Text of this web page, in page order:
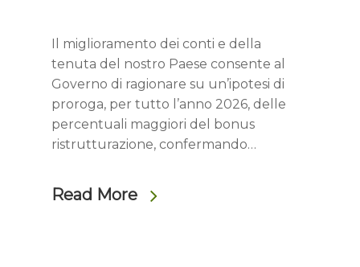
Il miglioramento dei conti e della
tenuta del nostro Paese consente al
Governo di ragionare su un’ipotesi di
proroga, per tutto l’anno 2026, delle
percentuali maggiori del bonus
ristrutturazione, confermando…
Read More